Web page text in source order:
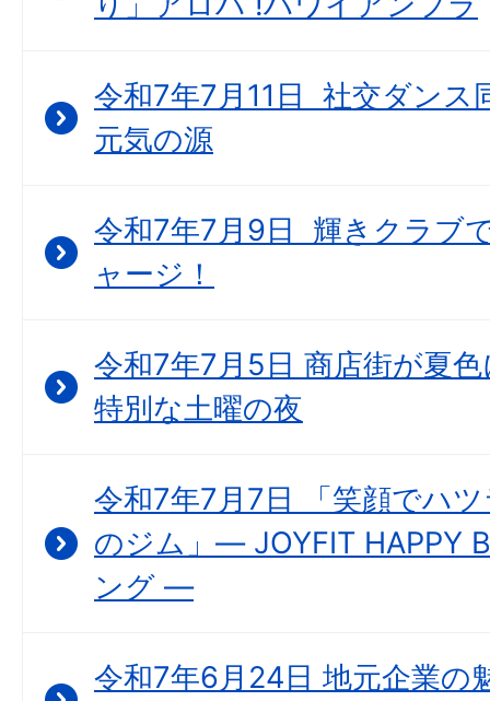
令和7年7月11日 社交ダンス
元気の源
令和7年7月9日 輝きクラブ
ャージ！
令和7年7月5日 商店街が夏
特別な土曜の夜
令和7年7月7日 「笑顔でハ
のジム」― JOYFIT HAPPY
ング ―
令和7年6月24日 地元企業の